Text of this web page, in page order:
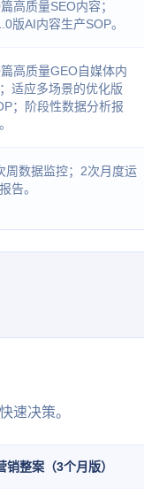
高质量SEO内容；
版AI内容生产SOP。
高质量GEO自媒体内
适应多场景的优化版
；阶段性数据分析报
周数据监控；2次月度运
告。
速决策。
销整案（3个月版）